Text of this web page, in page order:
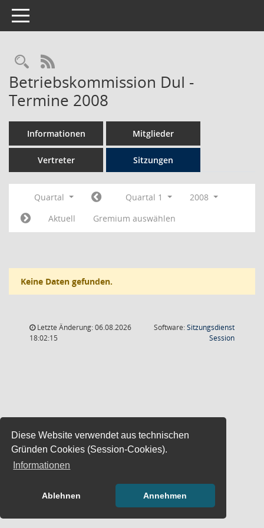
Diese Website verwendet aus technischen
Gründen Cookies (Session-Cookies).
Informationen
Ablehnen Annehmen
Toggle navigation
Rechercheauswahl
RSS-Feed
Betriebskommission DuI -
Termine 2008
Informationen Mitglieder
Vertreter Sitzungen
Quartal Quartal 1
2008
Aktuell
Gremium auswählen
Keine Daten gefunden.
Letzte Änderung: 06.08.2026
18:02:15
Software:Sitzungsdienst
Session(Wird in